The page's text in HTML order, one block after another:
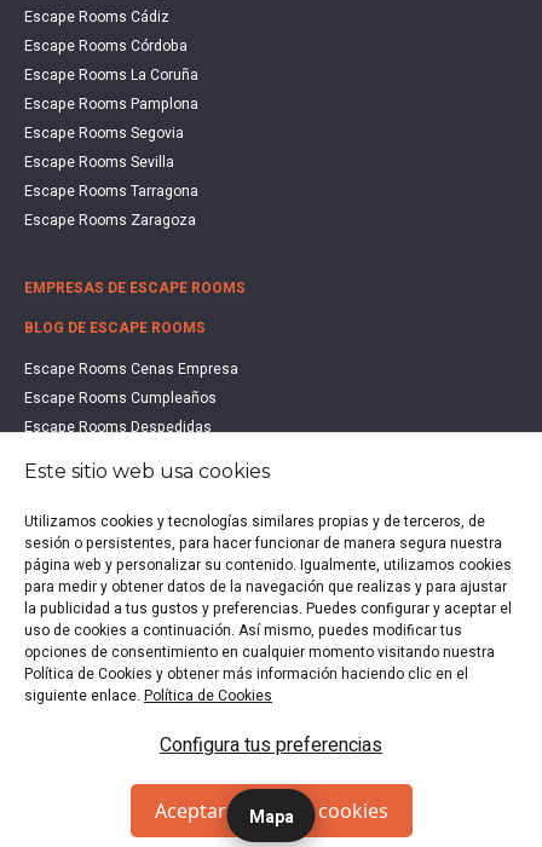
Mapa
Escape Rooms Cádiz
Escape Rooms Córdoba
Escape Rooms La Coruña
Escape Rooms Pamplona
Escape Rooms Segovia
Escape Rooms Sevilla
Escape Rooms Tarragona
Escape Rooms Zaragoza
EMPRESAS DE ESCAPE ROOMS
BLOG DE ESCAPE ROOMS
Escape Rooms Cenas Empresa
Escape Rooms Cumpleaños
Escape Rooms Despedidas
Escape Rooms Familias
Escape Rooms Halloween
Escape Rooms San Valentín
Estudio de Mercado Escape Rooms 2021
Qué es un Escape Room
Qué es un Hall Escape
Escape Rooms en España
Copyright © 2020-2026 EscapeUp | Todos los derechos
reservados.
Este sitio web usa cookies
Utilizamos cookies y tecnologías similares propias y de terceros, de
sesión o persistentes, para hacer funcionar de manera segura nuestra
página web y personalizar su contenido. Igualmente, utilizamos cookies
para medir y obtener datos de la navegación que realizas y para ajustar
la publicidad a tus gustos y preferencias. Puedes configurar y aceptar el
uso de cookies a continuación. Así mismo, puedes modificar tus
opciones de consentimiento en cualquier momento visitando nuestra
Política de Cookies y obtener más información haciendo clic en el
siguiente enlace. Política de Cookies
Configura tus preferencias
Aceptar todas las cookies